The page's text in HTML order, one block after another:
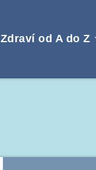
Zdraví od A do Z